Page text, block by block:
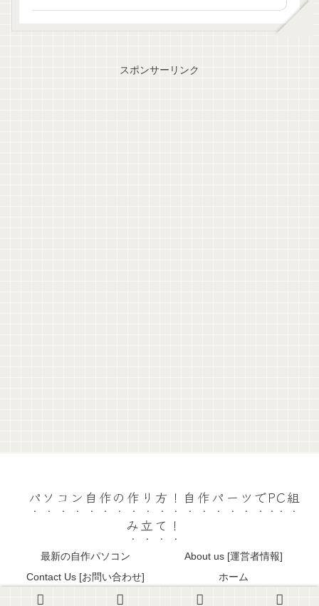
スポンサーリンク
パソコン自作の作り方！自作パーツでPC組
み立て！
最新の自作パソコン
About us [運営者情報]
Contact Us [お問い合わせ]
ホーム
© 2013 パソコン自作の作り方！自作パーツでPC組み立て！.